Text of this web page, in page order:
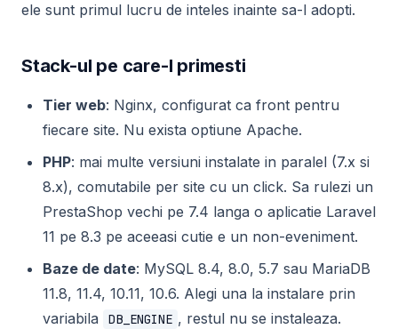
ele sunt primul lucru de inteles inainte sa-l adopti.
Stack-ul pe care-l primesti
Tier web: Nginx, configurat ca front pentru
fiecare site. Nu exista optiune Apache.
PHP: mai multe versiuni instalate in paralel (7.x si
8.x), comutabile per site cu un click. Sa rulezi un
PrestaShop vechi pe 7.4 langa o aplicatie Laravel
11 pe 8.3 pe aceeasi cutie e un non-eveniment.
Baze de date: MySQL 8.4, 8.0, 5.7 sau MariaDB
11.8, 11.4, 10.11, 10.6. Alegi una la instalare prin
variabila
DB_ENGINE , restul nu se instaleaza.